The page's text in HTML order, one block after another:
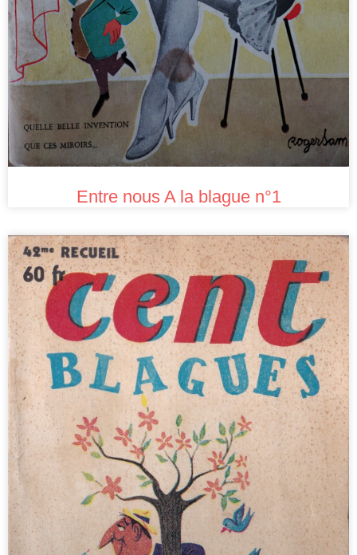
Entre nous A la blague n°1